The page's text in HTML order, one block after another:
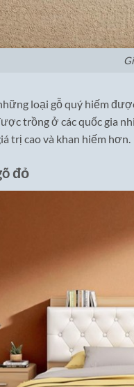
loại gỗ quý hiếm
trồng ở các quốc gia
trị cao và khan hiếm hơn.
đỏ